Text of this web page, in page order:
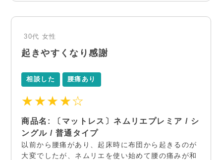
30代女性
起きやすくなり感謝
★★★★☆
相談した 腰痛あり
商品名: 〔マットレス〕ネムリエプレミア / シ
ングル / 普通タイプ
以前から腰痛があり、起床時に布団から起きるのが
大変でしたが、ネムリエを使い始めて腰の痛みが和